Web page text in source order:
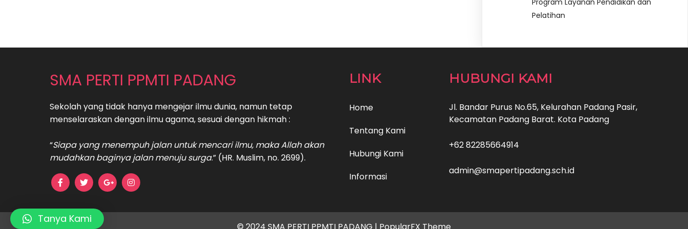
Pelatihan
SMA PERTI PPMTI PADANG
Sekolah yang tidak hanya mengejar ilmu dunia, namun tetap
menselaraskan dengan ilmu agama, sesuai dengan hikmah :
“Siapa yang menempuh jalan untuk mencari ilmu, maka Allah akan
mudahkan baginya jalan menuju surga.” (HR. Muslim, no. 2699).
LINK
Home
Tentang Kami
Hubungi Kami
Informasi
HUBUNGI KAMI
Jl. Bandar Purus No.65, Kelurahan Padang Pasir,
Kecamatan Padang Barat. Kota Padang
+62 82285664914
admin@smapertipadang.sch.id
© 2024 SMA PERTI PPMTI PADANG | PopularFX Theme
Tanya Kami